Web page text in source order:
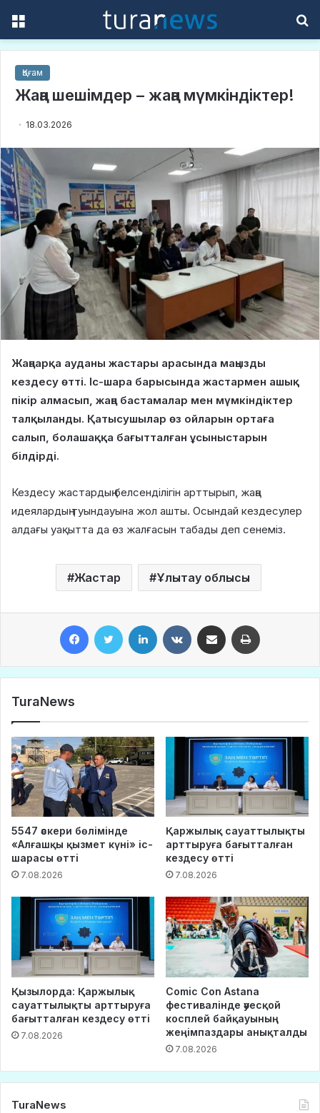
Қоғам
Жаңа шешімдер – жаңа мүмкіндіктер!
18.03.2026
Жаңаарқа ауданы жастары арасында маңызды
кездесу өтті. Іс-шара барысында жастармен ашық
пікір алмасып, жаңа бастамалар мен мүмкіндіктер
талқыланды. Қатысушылар өз ойларын ортаға
салып, болашаққа бағытталған ұсыныстарын
білдірді.
Кездесу жастардың белсенділігін арттырып, жаңа
идеялардың туындауына жол ашты. Осындай кездесулер
алдағы уақытта да өз жалғасын табады деп сенеміз.
Жастар Ұлытау облысы
TuraNews
5547 әскери бөлімінде
«Алғашқы қызмет күні» іс-
шарасы өтті
7.08.2026
Қаржылық сауаттылықты
арттыруға бағытталған
кездесу өтті
7.08.2026
Қызылорда: Қаржылық
сауаттылықты арттыруға
бағытталған кездесу өтті
7.08.2026
Comic Con Astana
фестивалінде әуесқой
косплей байқауының
жеңімпаздары анықталды
7.08.2026
TuraNews